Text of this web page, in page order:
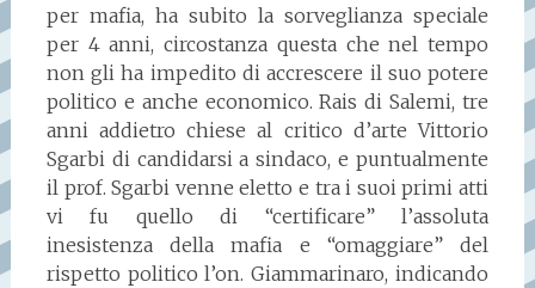
per mafia, ha subito la sorveglianza speciale
per 4 anni, circostanza questa che nel tempo
non gli ha impedito di accrescere il suo potere
politico e anche economico. Rais di Salemi, tre
anni addietro chiese al critico d’arte Vittorio
Sgarbi di candidarsi a sindaco, e puntualmente
il prof. Sgarbi venne eletto e tra i suoi primi atti
vi fu quello di “certificare” l’assoluta
inesistenza della mafia e “omaggiare” del
rispetto politico l’on. Giammarinaro, indicando